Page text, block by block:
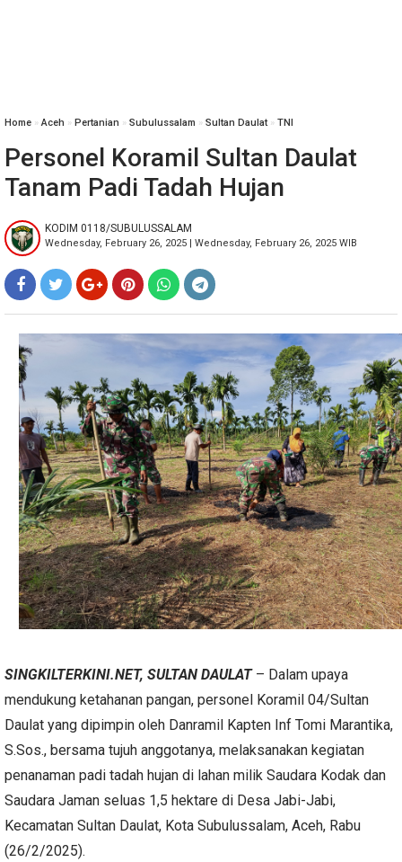
Home »Aceh » Pertanian » Subulussalam » Sultan Daulat» TNI
Personel Koramil Sultan Daulat
Tanam Padi Tadah Hujan
KODIM 0118/SUBULUSSALAM
Wednesday, February 26, 2025 | Wednesday, February 26, 2025 WIB
SINGKILTERKINI.NET, SULTAN DAULAT– Dalam upaya
mendukung ketahanan pangan, personel Koramil 04/Sultan
Daulat yang dipimpin oleh Danramil Kapten Inf Tomi Marantika,
S.Sos., bersama tujuh anggotanya, melaksanakan kegiatan
penanaman padi tadah hujan di lahan milik Saudara Kodak dan
Saudara Jaman seluas 1,5 hektare di Desa Jabi-Jabi,
Kecamatan Sultan Daulat, Kota Subulussalam, Aceh, Rabu
(26/2/2025).